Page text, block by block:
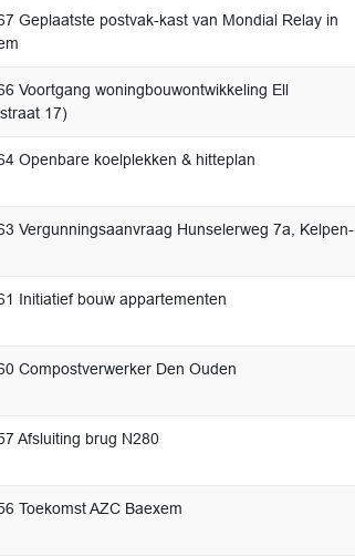
Geplaatste postvak-kast van Mondial Relay in
Voortgang woningbouwontwikkeling Ell
17)
Openbare koelplekken & hitteplan
Vergunningsaanvraag Hunselerweg 7a, Kelpen-
Initiatief bouw appartementen
Compostverwerker Den Ouden
Afsluiting brug N280
Toekomst AZC Baexem